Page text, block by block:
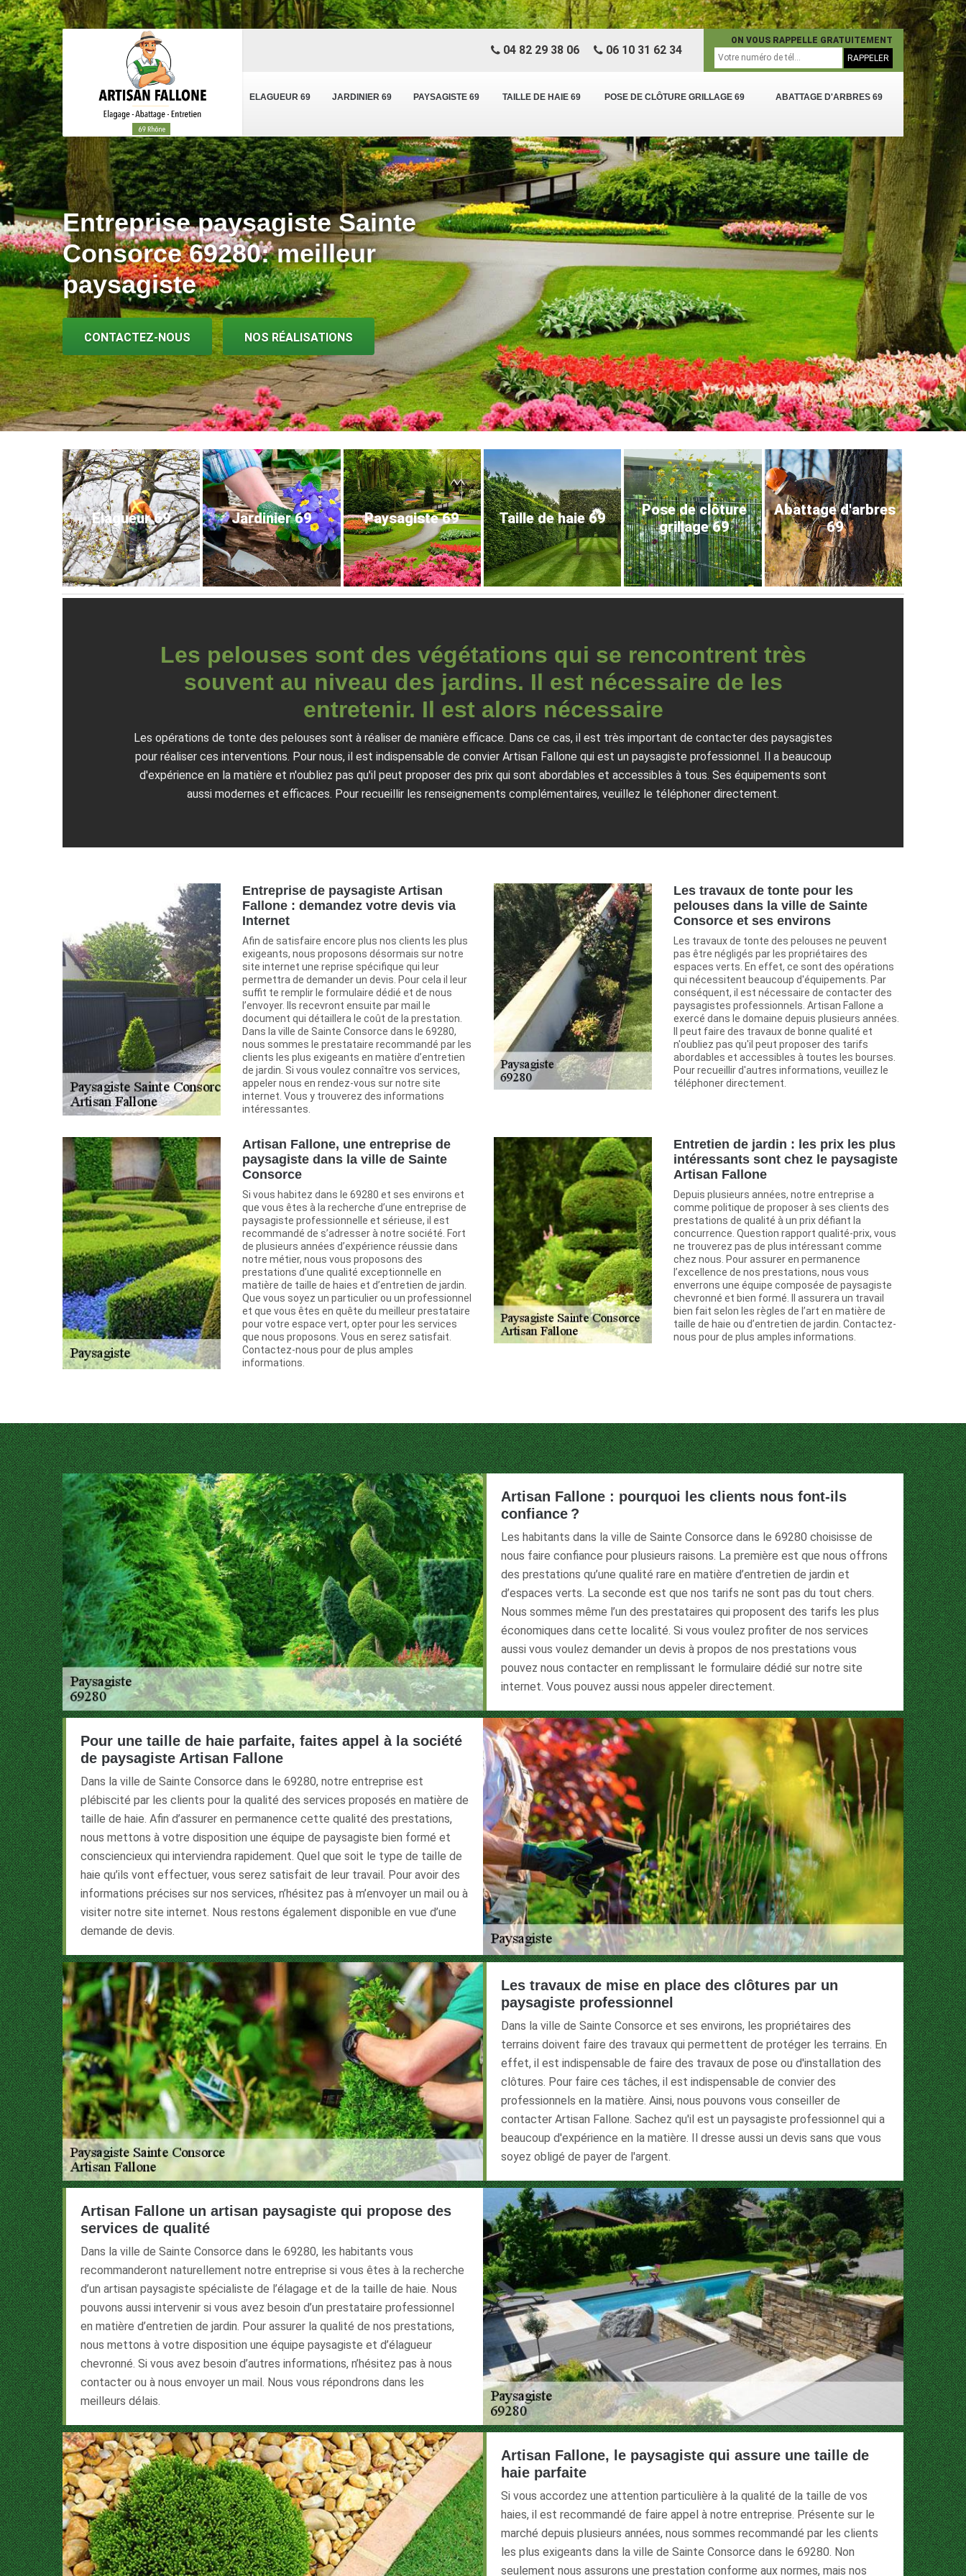
ELAGUEUR 69 JARDINIER 69 PAYSAGISTE 69 TAILLE DE HAIE 69 POSE DE CLÔTURE GRILLAGE 69 ABATTAGE D'ARBRES 69
04 82 29 38 06 06 10 31 62 34
ON VOUS RAPPELLE GRATUITEMENT
Entreprise paysagiste Sainte
Consorce 69280: meilleur
paysagiste
CONTACTEZ-NOUS NOS RÉALISATIONS
Elagueur 69 Jardinier 69 Paysagiste 69 Taille de haie 69
Pose de clôture
grillage 69
Abattage d'arbres
69
Les pelouses sont des végétations qui se rencontrent très
souvent au niveau des jardins. Il est nécessaire de les
entretenir. Il est alors nécessaire
Les opérations de tonte des pelouses sont à réaliser de manière efficace. Dans ce cas, il est très important de contacter des paysagistes
pour réaliser ces interventions. Pour nous, il est indispensable de convier Artisan Fallone qui est un paysagiste professionnel. Il a beaucoup
d'expérience en la matière et n'oubliez pas qu'il peut proposer des prix qui sont abordables et accessibles à tous. Ses équipements sont
aussi modernes et efficaces. Pour recueillir les renseignements complémentaires, veuillez le téléphoner directement.
Entreprise de paysagiste Artisan
Fallone : demandez votre devis via
Internet
Afin de satisfaire encore plus nos clients les plus
exigeants, nous proposons désormais sur notre
site internet une reprise spécifique qui leur
permettra de demander un devis. Pour cela il leur
suffit te remplir le formulaire dédié et de nous
l’envoyer. Ils recevront ensuite par mail le
document qui détaillera le coût de la prestation.
Dans la ville de Sainte Consorce dans le 69280,
nous sommes le prestataire recommandé par les
clients les plus exigeants en matière d’entretien
de jardin. Si vous voulez connaître vos services,
appeler nous en rendez-vous sur notre site
internet. Vous y trouverez des informations
intéressantes.
Les travaux de tonte pour les
pelouses dans la ville de Sainte
Consorce et ses environs
Les travaux de tonte des pelouses ne peuvent
pas être négligés par les propriétaires des
espaces verts. En effet, ce sont des opérations
qui nécessitent beaucoup d'équipements. Par
conséquent, il est nécessaire de contacter des
paysagistes professionnels. Artisan Fallone a
exercé dans le domaine depuis plusieurs années.
Il peut faire des travaux de bonne qualité et
n'oubliez pas qu'il peut proposer des tarifs
abordables et accessibles à toutes les bourses.
Pour recueillir d'autres informations, veuillez le
téléphoner directement.
Artisan Fallone, une entreprise de
paysagiste dans la ville de Sainte
Consorce
Si vous habitez dans le 69280 et ses environs et
que vous êtes à la recherche d’une entreprise de
paysagiste professionnelle et sérieuse, il est
recommandé de s’adresser à notre société. Fort
de plusieurs années d’expérience réussie dans
notre métier, nous vous proposons des
prestations d’une qualité exceptionnelle en
matière de taille de haies et d’entretien de jardin.
Que vous soyez un particulier ou un professionnel
et que vous êtes en quête du meilleur prestataire
pour votre espace vert, opter pour les services
que nous proposons. Vous en serez satisfait.
Contactez-nous pour de plus amples
informations.
Entretien de jardin : les prix les plus
intéressants sont chez le paysagiste
Artisan Fallone
Depuis plusieurs années, notre entreprise a
comme politique de proposer à ses clients des
prestations de qualité à un prix défiant la
concurrence. Question rapport qualité-prix, vous
ne trouverez pas de plus intéressant comme
chez nous. Pour assurer en permanence
l’excellence de nos prestations, nous vous
enverrons une équipe composée de paysagiste
chevronné et bien formé. Il assurera un travail
bien fait selon les règles de l’art en matière de
taille de haie ou d’entretien de jardin. Contactez-
nous pour de plus amples informations.
Artisan Fallone : pourquoi les clients nous font-ils
confiance ?
Les habitants dans la ville de Sainte Consorce dans le 69280 choisisse de
nous faire confiance pour plusieurs raisons. La première est que nous offrons
des prestations qu’une qualité rare en matière d’entretien de jardin et
d’espaces verts. La seconde est que nos tarifs ne sont pas du tout chers.
Nous sommes même l’un des prestataires qui proposent des tarifs les plus
économiques dans cette localité. Si vous voulez profiter de nos services
aussi vous voulez demander un devis à propos de nos prestations vous
pouvez nous contacter en remplissant le formulaire dédié sur notre site
internet. Vous pouvez aussi nous appeler directement.
Pour une taille de haie parfaite, faites appel à la société
de paysagiste Artisan Fallone
Dans la ville de Sainte Consorce dans le 69280, notre entreprise est
plébiscité par les clients pour la qualité des services proposés en matière de
taille de haie. Afin d’assurer en permanence cette qualité des prestations,
nous mettons à votre disposition une équipe de paysagiste bien formé et
consciencieux qui interviendra rapidement. Quel que soit le type de taille de
haie qu’ils vont effectuer, vous serez satisfait de leur travail. Pour avoir des
informations précises sur nos services, n’hésitez pas à m’envoyer un mail ou à
visiter notre site internet. Nous restons également disponible en vue d’une
demande de devis.
Les travaux de mise en place des clôtures par un
paysagiste professionnel
Dans la ville de Sainte Consorce et ses environs, les propriétaires des
terrains doivent faire des travaux qui permettent de protéger les terrains. En
effet, il est indispensable de faire des travaux de pose ou d'installation des
clôtures. Pour faire ces tâches, il est indispensable de convier des
professionnels en la matière. Ainsi, nous pouvons vous conseiller de
contacter Artisan Fallone. Sachez qu'il est un paysagiste professionnel qui a
beaucoup d'expérience en la matière. Il dresse aussi un devis sans que vous
soyez obligé de payer de l'argent.
Artisan Fallone un artisan paysagiste qui propose des
services de qualité
Dans la ville de Sainte Consorce dans le 69280, les habitants vous
recommanderont naturellement notre entreprise si vous êtes à la recherche
d’un artisan paysagiste spécialiste de l’élagage et de la taille de haie. Nous
pouvons aussi intervenir si vous avez besoin d’un prestataire professionnel
en matière d’entretien de jardin. Pour assurer la qualité de nos prestations,
nous mettons à votre disposition une équipe paysagiste et d’élagueur
chevronné. Si vous avez besoin d’autres informations, n’hésitez pas à nous
contacter ou à nous envoyer un mail. Nous vous répondrons dans les
meilleurs délais.
Artisan Fallone, le paysagiste qui assure une taille de
haie parfaite
Si vous accordez une attention particulière à la qualité de la taille de vos
haies, il est recommandé de faire appel à notre entreprise. Présente sur le
marché depuis plusieurs années, nous sommes recommandé par les clients
les plus exigeants dans la ville de Sainte Consorce dans le 69280. Non
seulement nous assurons une prestation conforme aux normes, mais nos